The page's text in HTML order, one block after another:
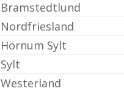
Bramstedtlund
Nordfriesland
Hörnum Sylt
Sylt
Westerland